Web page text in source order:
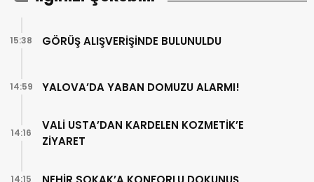
GÖRÜŞ ALIŞVERİŞİNDE BULUNULDU
15:38
YALOVA’DA YABAN DOMUZU ALARMI!
14:59
VALİ USTA’DAN KARDELEN KOZMETİK’E
ZİYARET
14:16
14:15